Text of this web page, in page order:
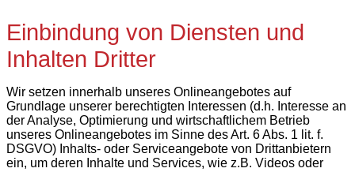
Einbindung von Diensten und
Inhalten Dritter
Wir setzen innerhalb unseres Onlineangebotes auf
Grundlage unserer berechtigten Interessen (d.h. Interesse an
der Analyse, Optimierung und wirtschaftlichem Betrieb
unseres Onlineangebotes im Sinne des Art. 6 Abs. 1 lit. f.
DSGVO) Inhalts- oder Serviceangebote von Drittanbietern
ein, um deren Inhalte und Services, wie z.B. Videos oder